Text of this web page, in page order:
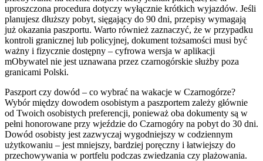
uproszczona procedura dotyczy wyłącznie krótkich wyjazdów. Jeśli
planujesz dłuższy pobyt, sięgający do 90 dni, przepisy wymagają
już okazania paszportu. Warto również zaznaczyć, że w przypadku
kontroli granicznej lub policyjnej, dokument tożsamości musi być
ważny i fizycznie dostępny – cyfrowa wersja w aplikacji
mObywatel nie jest uznawana przez czarnogórskie służby poza
granicami Polski.
Paszport czy dowód – co wybrać na wakacje w Czarnogórze?
Wybór między dowodem osobistym a paszportem zależy głównie
od Twoich osobistych preferencji, ponieważ oba dokumenty są w
pełni honorowane przy wjeździe do Czarnogóry na pobyt do 30 dni.
Dowód osobisty jest zazwyczaj wygodniejszy w codziennym
użytkowaniu – jest mniejszy, bardziej poręczny i łatwiejszy do
przechowywania w portfelu podczas zwiedzania czy plażowania.